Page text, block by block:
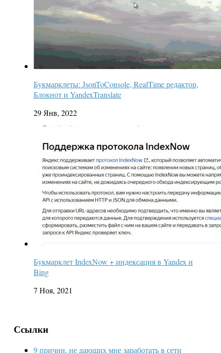
Букмарклеты: JsonToConsole, RealTime редактор,
Блокнот и YandexTranslate
29 Янв, 2022
Букмарклет IndexNow + индексация в Yandex и
Bing
7 Ноя, 2021
Ссылки
9 причин, не дающих мне заработать в сети